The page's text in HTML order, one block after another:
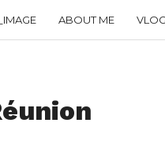
ABOUT ME VLOG